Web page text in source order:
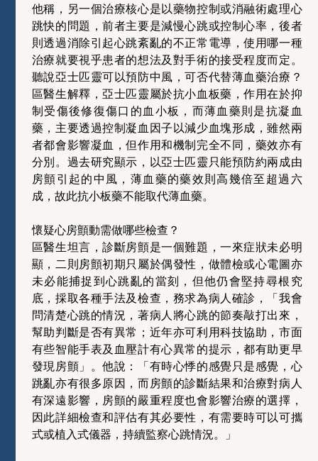
他稱，另一個治療核心是以藥物控制或消融術處理心
跳快的問題，前者主要是減慢心跳或控制心率，後者
則透過消除引起心跳紊亂的不正常電導，使用哪一種
治療就要視乎患者的想法及對手術的接受程度而定。
聽說亞士匹靈可以預防中風，可否代替薄血藥治療？
區醫生解釋，亞士匹靈屬於抗小血板藥，作用在於抑
制受傷後修復傷口的血小板，而薄血藥則是抗凝血
藥，主要透過控制凝血因子以減少血塊形成，雖然兩
者都會影響凝血，但作用和機制完全不同，藥效亦有
分別。過去研究顯示，以亞士匹靈只能預防約兩成由
房顫引起的中風，薄血藥的藥效則高幾倍至超過六
成，故此抗小板藥不能取代薄血藥。
懷疑心房顫動需做哪些檢查？
區醫生坦言，診斷房顫是一個難題，一來症狀未必明
顯，二則房顫初期只屬於偶發性，做體檢或心電圖亦
未必能捕捉到心跳亂的當刻，但他仍會堅持尋根究
底，採取各種手法及檢查，務求為病人確診，「我會
問清楚心跳的情況，著病人將心跳的節奏敲打出來，
幫助判斷是否有異常；近年亦可利用科技協助，市面
有些智能手表及血壓計有心異常的提示，都有助更早
發現房顫」。他說：「有時心悸的感覺只是感覺，心
跳亂亦有很多原因，而房顫的診斷結果和治療對病人
有深遠影響，房顫的嚴重程度也會影響治療的選擇，
因此詳細檢查和評估有其必要性，有需要時可以可攜
式或植入式儀器，持續監察心跳情況。」